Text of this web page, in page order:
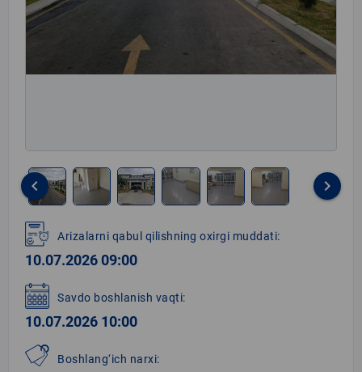
1
of
6
keyboard_arrow_left keyboard_arrow_right
Arizalarni qabul qilishning oxirgi muddati:
10.07.2026 09:00
Savdo boshlanish vaqti:
10.07.2026 10:00
Boshlang‘ich narxi: